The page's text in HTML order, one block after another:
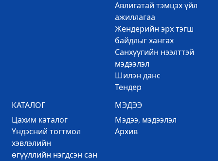
Авлигатай тэмцэх үйл
ажиллагаа
Жендерийн эрх тэгш
байдлыг хангах
Санхүүгийн нээлттэй
мэдээлэл
Шилэн данс
Тендер
КАТАЛОГ
Цахим каталог
Үндэсний тогтмол
хэвлэлийн
өгүүллийн нэгдсэн сан
МЭДЭЭ
Mэдээ, мэдээлэл
Архив